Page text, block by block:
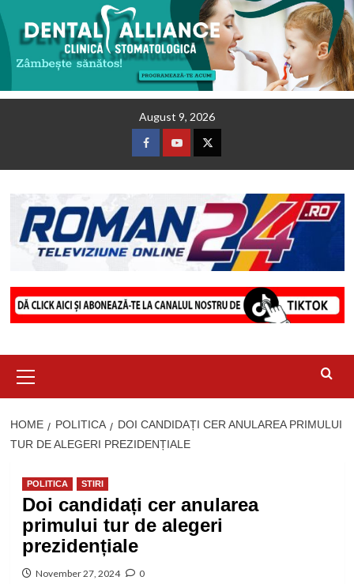
August 9, 2026
FacebookYoutubeTwitter
Menu
HOME POLITICA
DOI CANDIDAȚI CER ANULAREA PRIMULUI
TUR DE ALEGERI PREZIDENȚIALE
POLITICA STIRI
Doi candidați cer anularea
primului tur de alegeri
prezidențiale
November 27, 2024 0